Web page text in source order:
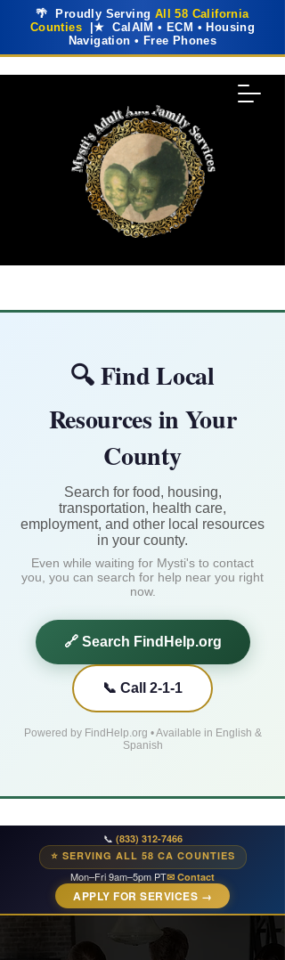
🌴 Proudly Serving All 58 California
Counties |★ CalAIM • ECM • Housing
Navigation • Free Phones
📞 (833) 312-7466
⭐ SERVING ALL 58 CA COUNTIES
Mon–Fri 9am–5pm PT✉ Contact
APPLY FOR SERVICES →
🔍 Find Local
Resources in Your
County
Search for food, housing,
transportation, health care,
employment, and other local resources
in your county.
Even while waiting for Mysti's to contact
you, you can search for help near you right
now.
🔗 Search FindHelp.org
📞 Call 2-1-1
Powered by FindHelp.org • Available in English &
Spanish